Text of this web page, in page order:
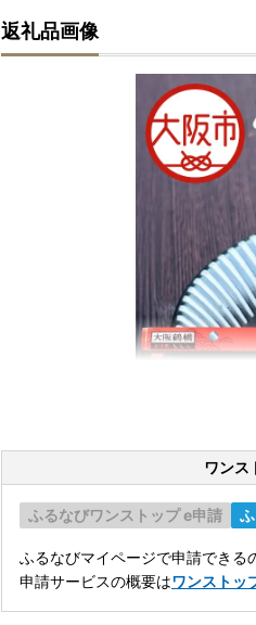
返礼品画像
ワンス
ふるなびワンストップ e申請
ふるなびマイページで申請できる
申請サービスの概要はワンストッ